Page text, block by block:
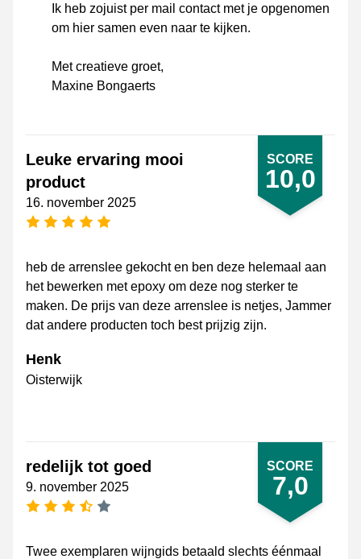
Ik heb zojuist per mail contact met je opgenomen
om hier samen even naar te kijken.
Met creatieve groet,
Maxine Bongaerts
SCORE
10,0
Leuke ervaring mooi
product
16. november 2025
[_General:NumberOfStarsPluralFormat]
heb de arrenslee gekocht en ben deze helemaal aan
het bewerken met epoxy om deze nog sterker te
maken. De prijs van deze arrenslee is netjes, Jammer
dat andere producten toch best prijzig zijn.
Henk
Oisterwijk
SCORE
7,0
redelijk tot goed
9. november 2025
[_General:NumberOfStarsPluralFormat]
Twee exemplaren wijngids betaald slechts éénmaal